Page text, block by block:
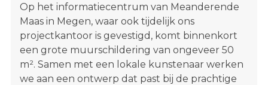
Op het informatiecentrum van Meanderende
Maas in Megen, waar ook tijdelijk ons
projectkantoor is gevestigd, komt binnenkort
een grote muurschildering van ongeveer 50
m². Samen met een lokale kunstenaar werken
we aan een ontwerp dat past bij de prachtige